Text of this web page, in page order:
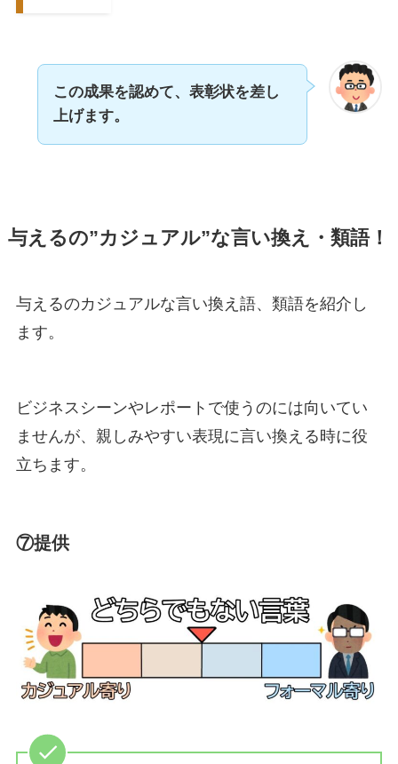
この成果を認めて、表彰状を差し
上げます。
与えるの”カジュアル”な言い換え・類語！
与えるのカジュアルな言い換え語、類語を紹介し
ます。
ビジネスシーンやレポートで使うのには向いてい
ませんが、親しみやすい表現に言い換える時に役
立ちます。
⑦提供